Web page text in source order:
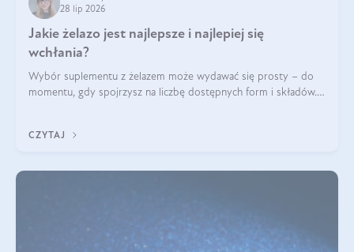
28 lip 2026
Jakie żelazo jest najlepsze i najlepiej się
wchłania?
Wybór suplementu z żelazem może wydawać się prosty – do
momentu, gdy spojrzysz na liczbę dostępnych form i składów.
zawierać suplement?
CZYTAJ